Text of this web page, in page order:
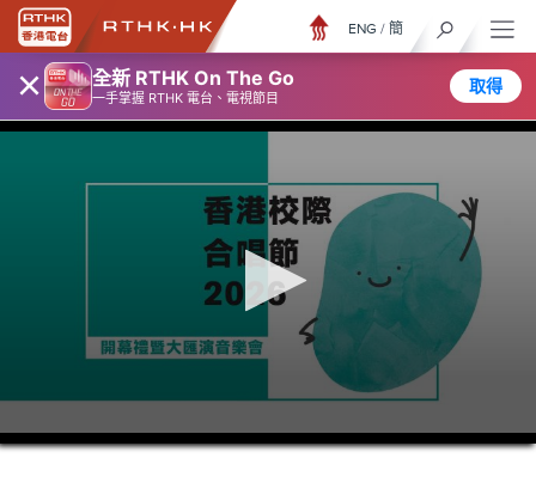
× 全新 RTHK On The Go
一手掌握 RTHK 電台、電視節目
取得
ENG / 簡
0
seconds